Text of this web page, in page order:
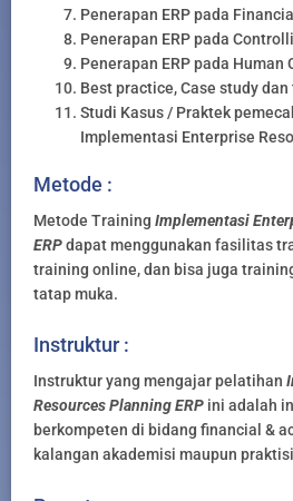
Penerapan ERP pada
Penerapan ERP pada
Penerapan ERP pada
Best practice, Case study
Studi Kasus / Praktek
Implementasi Enterprise
Metode :
Metode Training Implementasi
ERPdapat menggunakan fasilitas
training online, dan bisa juga
tatap muka.
Instruktur :
Instruktur yang mengajar pelatihan
Resources Planning ERP ini adalah
berkompeten di bidang financial &
kalangan akademisi maupun